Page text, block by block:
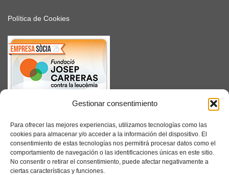
Gestionar consentimiento
Para ofrecer las mejores experiencias, utilizamos tecnologías como las
cookies para almacenar y/o acceder a la información del dispositivo. El
consentimiento de estas tecnologías nos permitirá procesar datos como el
comportamiento de navegación o las identificaciones únicas en este sitio.
No consentir o retirar el consentimiento, puede afectar negativamente a
ciertas características y funciones.
Política de Cookies
SUSCRÍBETE
Facebook